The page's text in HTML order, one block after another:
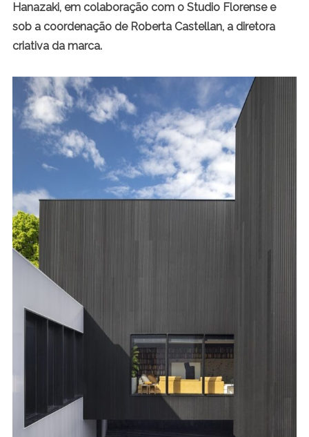
Hanazaki, em colaboração com o Studio Florense e
sob a coordenação de Roberta Castellan, a diretora
criativa da marca.